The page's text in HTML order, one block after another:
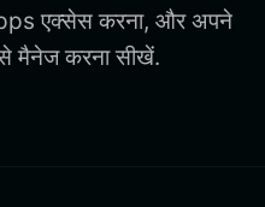
एक्सेस करना, और अपने
मैनेज करना सीखें.